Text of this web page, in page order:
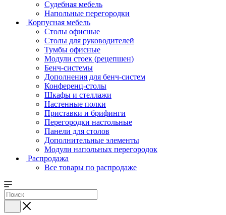
Судебная мебель
Напольные перегородки
Корпусная мебель
Столы офисные
Столы для руководителей
Тумбы офисные
Модули стоек (рецепшен)
Бенч-системы
Дополнения для бенч-систем
Конференц-столы
Шкафы и стеллажи
Настенные полки
Приставки и брифинги
Перегородки настольные
Панели для столов
Дополнительные элементы
Модули напольных перегородок
Распродажа
Все товары по распродаже